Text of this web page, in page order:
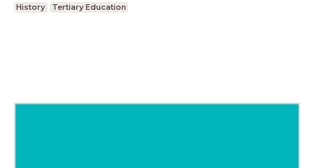
History Tertiary Education